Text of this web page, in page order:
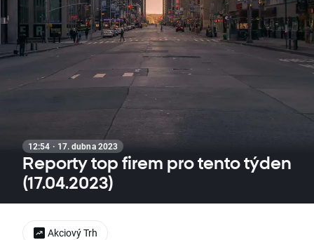
12:54 · 17. dubna 2023
Reporty top firem pro tento týden
(17.04.2023)
Akciový Trh